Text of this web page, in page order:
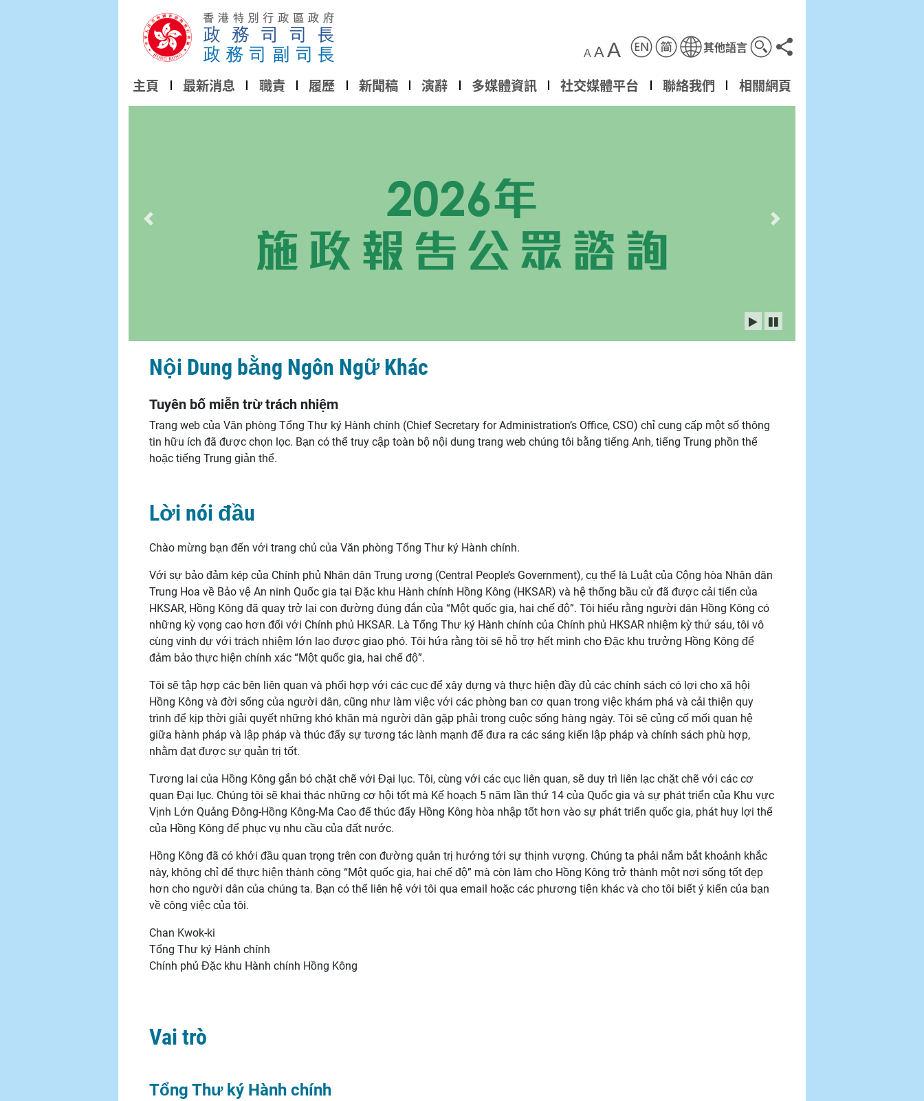
A AA
其他語言
主頁 最新消息 職責 履歷 新聞稿 演辭 多媒體資訊 社交媒體平台 聯絡我們 相關網頁
上一幻燈片 下一幻燈片
Nội Dung bằng Ngôn Ngữ Khác
Tuyên bố miễn trừ trách nhiệm
Trang web của Văn phòng Tổng Thư ký Hành chính (Chief Secretary for Administration’s Office, CSO) chỉ cung cấp một số thông
tin hữu ích đã được chọn lọc. Bạn có thể truy cập toàn bộ nội dung trang web chúng tôi bằng tiếng Anh, tiếng Trung phồn thể
hoặc tiếng Trung giản thể.
Lời nói đầu
Chào mừng bạn đến với trang chủ của Văn phòng Tổng Thư ký Hành chính.
Với sự bảo đảm kép của Chính phủ Nhân dân Trung ương (Central People’s Government), cụ thể là Luật của Cộng hòa Nhân dân
Trung Hoa về Bảo vệ An ninh Quốc gia tại Đặc khu Hành chính Hồng Kông (HKSAR) và hệ thống bầu cử đã được cải tiến của
HKSAR, Hồng Kông đã quay trở lại con đường đúng đắn của “Một quốc gia, hai chế độ”. Tôi hiểu rằng người dân Hồng Kông có
những kỳ vọng cao hơn đối với Chính phủ HKSAR. Là Tổng Thư ký Hành chính của Chính phủ HKSAR nhiệm kỳ thứ sáu, tôi vô
cùng vinh dự với trách nhiệm lớn lao được giao phó. Tôi hứa rằng tôi sẽ hỗ trợ hết mình cho Đặc khu trưởng Hồng Kông để
đảm bảo thực hiện chính xác “Một quốc gia, hai chế độ”.
Tôi sẽ tập hợp các bên liên quan và phối hợp với các cục để xây dựng và thực hiện đầy đủ các chính sách có lợi cho xã hội
Hồng Kông và đời sống của người dân, cũng như làm việc với các phòng ban cơ quan trong việc khám phá và cải thiện quy
trình để kịp thời giải quyết những khó khăn mà người dân gặp phải trong cuộc sống hàng ngày. Tôi sẽ củng cố mối quan hệ
giữa hành pháp và lập pháp và thúc đẩy sự tương tác lành mạnh để đưa ra các sáng kiến lập pháp và chính sách phù hợp,
nhằm đạt được sự quản trị tốt.
Tương lai của Hồng Kông gắn bó chặt chẽ với Đại lục. Tôi, cùng với các cục liên quan, sẽ duy trì liên lạc chặt chẽ với các cơ
quan Đại lục. Chúng tôi sẽ khai thác những cơ hội tốt mà Kế hoạch 5 năm lần thứ 14 của Quốc gia và sự phát triển của Khu vực
Vịnh Lớn Quảng Đông-Hồng Kông-Ma Cao để thúc đẩy Hồng Kông hòa nhập tốt hơn vào sự phát triển quốc gia, phát huy lợi thế
của Hồng Kông để phục vụ nhu cầu của đất nước.
Hồng Kông đã có khởi đầu quan trọng trên con đường quản trị hướng tới sự thịnh vượng. Chúng ta phải nắm bắt khoảnh khắc
này, không chỉ để thực hiện thành công “Một quốc gia, hai chế độ” mà còn làm cho Hồng Kông trở thành một nơi sống tốt đẹp
hơn cho người dân của chúng ta. Bạn có thể liên hệ với tôi qua email hoặc các phương tiện khác và cho tôi biết ý kiến của bạn
về công việc của tôi.
Chan Kwok-ki
Tổng Thư ký Hành chính
Chính phủ Đặc khu Hành chính Hồng Kông
Vai trò
Tổng Thư ký Hành chính